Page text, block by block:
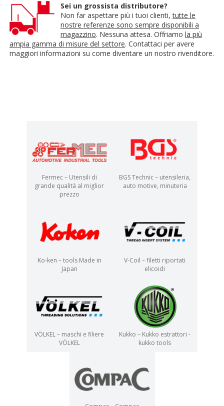
Sei un grossista distributore?
Non far aspettare più i tuoi clienti,tutte le
nostre referenze sono sempre disponibili a
magazzino. Nessuna attesa. Offriamo la più
ampia gamma di misure del settore. Contattaci per avere
maggiori informazioni su come diventare un nostro rivenditore.
Fermec – Utensili di
grande qualità al miglior
prezzo
BGS Technic – utensileria,
auto motive, minuteria
Ko-ken – tools Made in
Japan
V-Coil – filetti riportati
elicoidi
VÖLKEL – maschi e filiere
VÖLKEL
Kukko – Kukko estrattori -
kukko tools